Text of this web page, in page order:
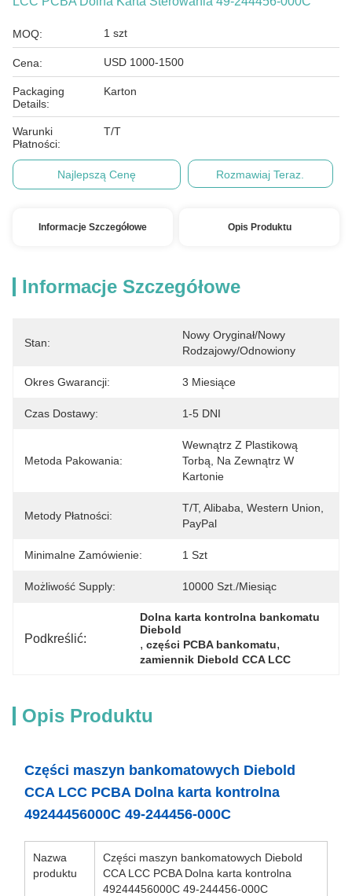
MOQ: 1 szt
Cena: USD 1000-1500
Packaging
Details:
Karton
Warunki
Płatności:
T/T
Najlepszą Cenę Rozmawiaj Teraz.
Informacje Szczegółowe Opis Produktu
Informacje Szczegółowe
Stan:
Nowy Oryginał/nowy
Rodzajowy/odnowiony
Okres Gwarancji: 3 Miesiące
Czas Dostawy: 1-5 DNI
Metoda Pakowania:
Wewnątrz Z Plastikową
Torbą, Na Zewnątrz W
Kartonie
Metody Płatności:
T/T, Alibaba, Western Union,
PayPal
Minimalne Zamówienie: 1 Szt
Możliwość Supply: 10000 Szt./miesiąc
Podkreślić:
Dolna karta kontrolna bankomatu
Diebold
, części PCBA bankomatu,
zamiennik Diebold CCA LCC
Opis Produktu
Części maszyn bankomatowych Diebold
CCA LCC PCBA Dolna karta kontrolna
49244456000C 49-244456-000C
Nazwa
produktu
Części maszyn bankomatowych Diebold
CCA LCC PCBA Dolna karta kontrolna
49244456000C 49-244456-000C